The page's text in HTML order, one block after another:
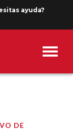
ayuda?
DE